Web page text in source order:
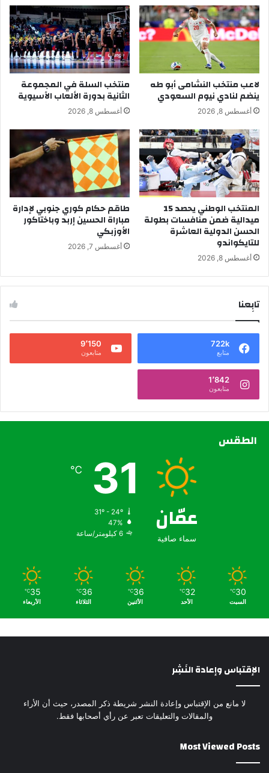
لاعب منتخب النشامى أبو طه
ينضم لنادي نيوم السعودي
أغسطس 8, 2026
منتخب السلة في المجموعة
الثانية بدورة الألعاب الآسيوية
أغسطس 8, 2026
المنتخب الوطني يحصد 15
ميدالية ضمن منافسات بطولة
الحسن الدولية العاشرة
للتايكواندو
أغسطس 8, 2026
طاقم حكام كوري جنوبي لإدارة
مباراة الحسين إربد وباختاكور
الأوزبكي
أغسطس 7, 2026
تابِعنا
722k
متابع
9٬150
متابعون
1٬842
متابعون
الطقس
عمّان
سماء صافية
31
℃
31º - 24º
47%
6 كيلومتر/ساعة
30
℃
السبت
32
℃
الأحد
36
℃
الأثنين
36
℃
الثلاثاء
35
℃
الأربعاء
الإقتباس وإعادة النَشِر
لا مانع من الإقتباس وإعادة النشر شريطة ذكر المصدر، حيث أن الأراء
والمقالات والتعليقات تعبر عن رأي أصحابها فقط.
Most Viewed Posts